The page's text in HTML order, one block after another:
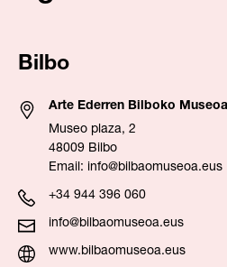
Bilbo
Arte Ederren Bilboko Museoa
Museo plaza, 2
48009 Bilbo
Email: info@bilbaomuseoa.eus
+34 944 396 060
info@bilbaomuseoa.eus
www.bilbaomuseoa.eus